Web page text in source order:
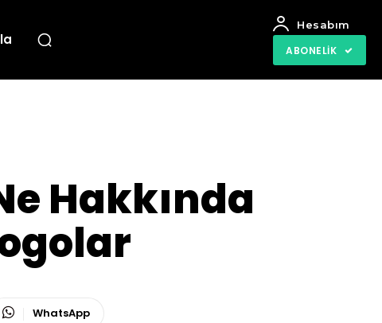
Hesabım
ABONELIK
Hakkında
WhatsApp